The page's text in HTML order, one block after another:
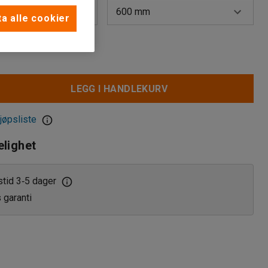
600 mm
LEGG I HANDLEKURV
3‑5 dager
garanti
alle cookier